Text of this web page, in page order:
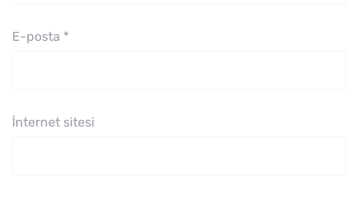
E-posta *
İnternet sitesi